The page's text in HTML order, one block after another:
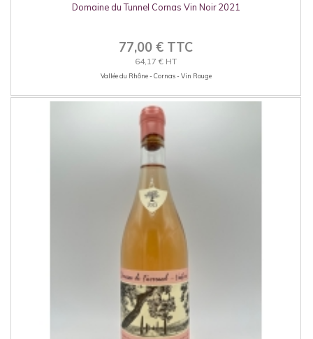
Domaine du Tunnel Cornas Vin Noir 2021
77,00 € TTC
64,17 € HT
Vallée du Rhône - Cornas - Vin Rouge